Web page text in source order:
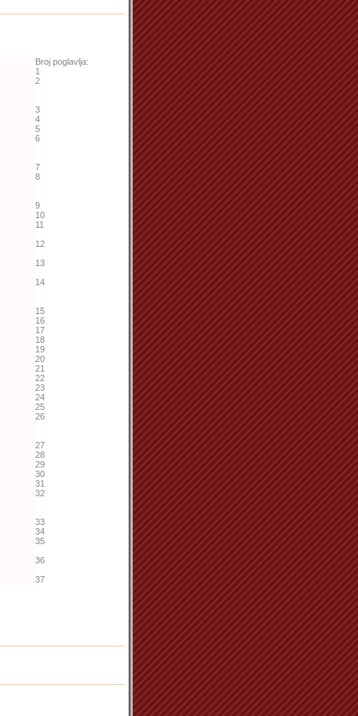
Broj poglavlja:
1
2
3
4
5
6
7
8
9
10
11
12
13
14
15
16
17
18
19
20
21
22
23
24
25
26
27
28
29
30
31
32
33
34
35
36
37